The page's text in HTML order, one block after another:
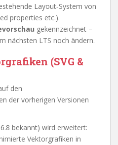
Layout‑System von
properties etc.).
gekennzeichnet –
nächsten LTS noch ändern.
(SVG &
den
der vorherigen Versionen
bekannt) wird erweitert:
Vektorgrafiken in